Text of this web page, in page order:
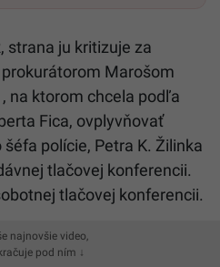
strana ju kritizuje za
Marošom
na ktorom chcela podľa
Fica, ovplyvňovať
polície, Petra K. Žilinka
tlačovej konferencii.
tlačovej konferencii.
najnovšie video,
pod ním ↓